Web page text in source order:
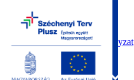
Kezdőoldal
Önkormányzat
Polgármesteri Hivatal
Roma Nemzetiségi Önkormányzat
Elektronikus ügyintézés
Közérdekű információk
Tiszapüspöki bemutatása